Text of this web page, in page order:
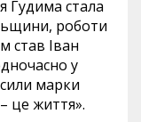
Гудима стала
роботи
став Іван
у
марки
це життя».